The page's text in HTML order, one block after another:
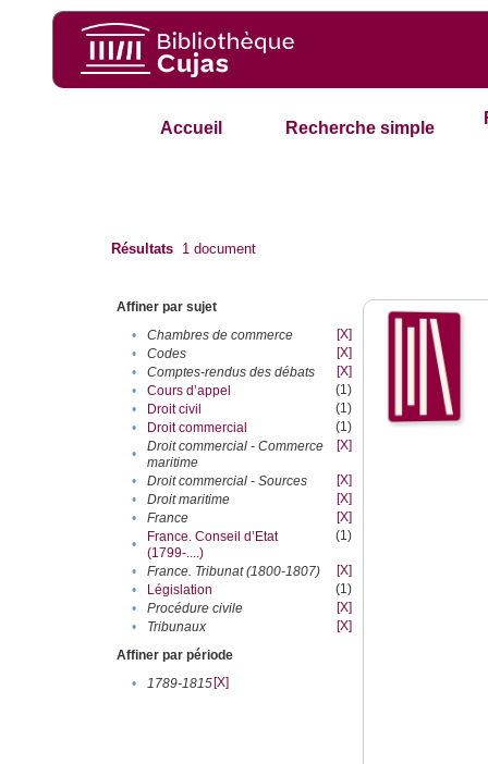
Accueil Recherche simple
Résultats 1 document
Affiner par sujet
•
Chambres de commerce
[X]
•
Codes
[X]
•
Comptes-rendus des débats
[X]
•
Cours d’appel
(1)
•
Droit civil
(1)
•
Droit commercial
(1)
•
Droit commercial - Commerce
maritime
[X]
• Droit commercial - Sources
[X]
•
Droit maritime
[X]
•
France
[X]
•
France. Conseil d’Etat
(1799-....)
(1)
• France. Tribunat (1800-1807)
[X]
•
Législation
(1)
•
Procédure civile
[X]
•
Tribunaux
[X]
Affiner par période
•
1789-1815[X]